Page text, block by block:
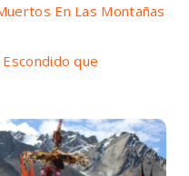
En Las Montañas
que